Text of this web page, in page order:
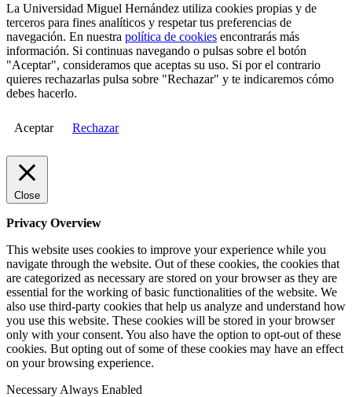
La Universidad Miguel Hernández utiliza cookies propias y de
terceros para fines analíticos y respetar tus preferencias de
navegación. En nuestra política de cookies encontrarás más
información. Si continuas navegando o pulsas sobre el botón
"Aceptar", consideramos que aceptas su uso. Si por el contrario
quieres rechazarlas pulsa sobre "Rechazar" y te indicaremos cómo
debes hacerlo.
Aceptar Rechazar
Close
Privacy Overview
This website uses cookies to improve your experience while you
navigate through the website. Out of these cookies, the cookies that
are categorized as necessary are stored on your browser as they are
essential for the working of basic functionalities of the website. We
also use third-party cookies that help us analyze and understand how
you use this website. These cookies will be stored in your browser
only with your consent. You also have the option to opt-out of these
cookies. But opting out of some of these cookies may have an effect
on your browsing experience.
Necessary Always Enabled